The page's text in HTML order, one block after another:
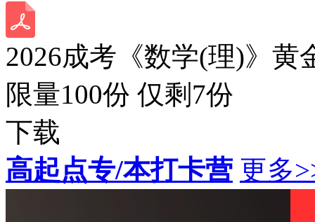
2026成考《数学(理)》黄
限量100份 仅剩 7份
下载
高起点专/本打卡营 更多